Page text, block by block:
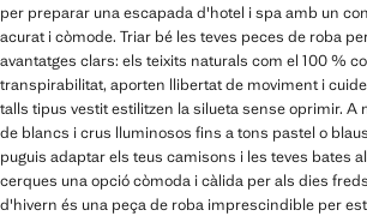
per preparar una escapada d'hotel i spa amb un
acurat i còmode. Triar bé les teves peces de roba
avantatges clars: els teixits naturals com el 100 %
transpirabilitat, aporten llibertat de moviment i
talls tipus vestit estilitzen la silueta sense oprimir. A
de blancs i crus lluminosos fins a tons pastel o
puguis adaptar els teus camisons i les teves bates
cerques una opció còmoda i càlida per als dies
d'hivern és una peça de roba imprescindible per